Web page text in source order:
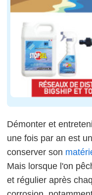
Démonter et
une fois par an est
conserver son
Mais lorsque l'on
et régulier après